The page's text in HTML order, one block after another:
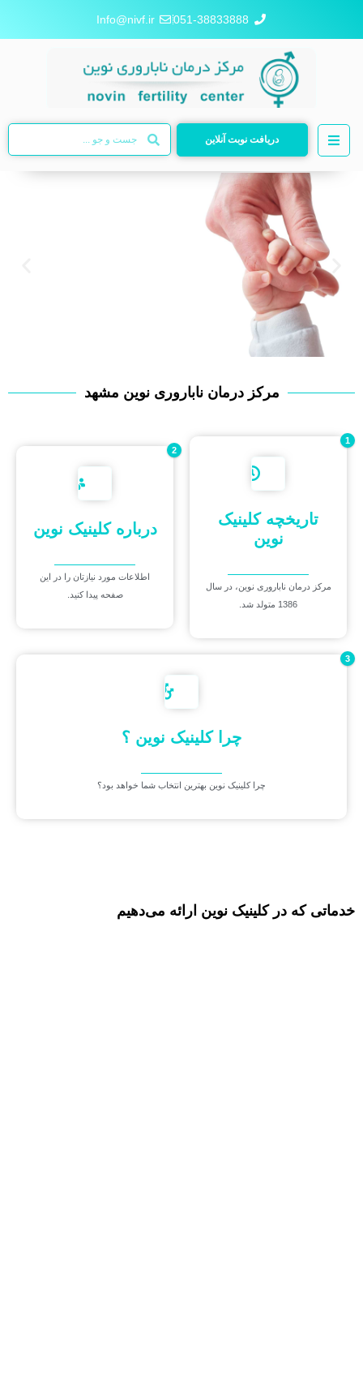
051-38833888
Info@nivf.ir
دریافت نوبت آنلاین
اینجا همیشه
هنوز با همه دردم امید درمان
مرکز درمان ناباروری نوین مشهد
تاریخچه کلینیک
نوین
مرکز درمان ناباروری نوین، در سال
1386 متولد شد.
1
درباره کلینیک نوین
اطلاعات مورد نیازتان را در این
صفحه پیدا کنید.
2
چرا کلینیک نوین ؟
چرا کلینیک نوین بهترین انتخاب شما خواهد بود؟
3
خدماتی که در کلینیک نوین ارائه می‌دهیم